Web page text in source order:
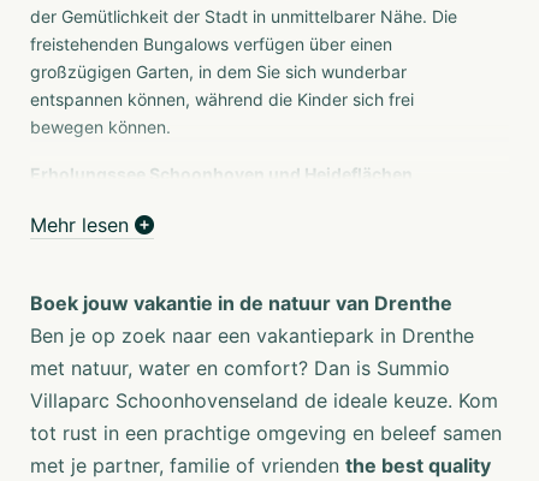
der Gemütlichkeit der Stadt in unmittelbarer Nähe. Die
freistehenden Bungalows verfügen über einen
großzügigen Garten, in dem Sie sich wunderbar
entspannen können, während die Kinder sich frei
bewegen können.
Erholungssee Schoonhoven und Heideflächen
den Erholungssee Schoonhoven. Schwimmen Sie eine
wunderschöne Ausflüge durch Wälder, Heideflächen und
Dörfer unternehmen; Drenthe ist nicht umsonst die
Nummer 1 unter den Fahrradprovinzen!
Assen und Museen
Ein Besuch in Assen ist auf jeden Fall empfehlenswert.
Entdecken Sie die gemütlichen Geschäfte, das
Mehr lesen
Boek jouw vakantie in de natuur van Drenthe
Ben je op zoek naar een vakantiepark in Drenthe
met natuur, water en comfort? Dan is Summio
Villaparc Schoonhovenseland de ideale keuze. Kom
tot rust in een prachtige omgeving en beleef samen
met je partner, familie of vrienden the best quality